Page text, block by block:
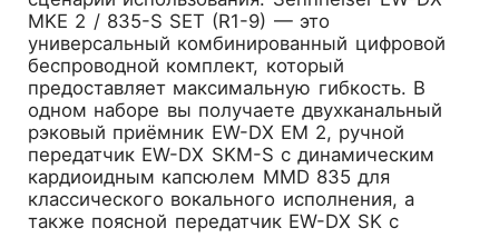
MKE 2 / 835-S SET (R1-9) — это
универсальный комбинированный цифровой
беспроводной комплект, который
предоставляет максимальную гибкость. В
одном наборе вы получаете двухканальный
рэковый приёмник EW-DX EM 2, ручной
передатчик EW-DX SKM-S с динамическим
кардиоидным капсюлем MMD 835 для
классического вокального исполнения, а
также поясной передатчик EW-DX SK с